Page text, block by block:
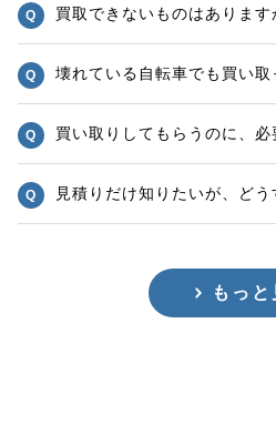
買取できないものはあります
壊れている自転車でも買い取
買い取りしてもらうのに、必
見積りだけ知りたいが、どう
もっと